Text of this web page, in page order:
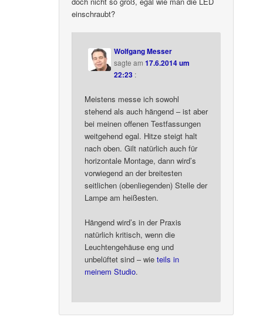
einschraubt?
Wolfgang Messer
sagte am17.6.2014 um
22:23 :
Meistens messe ich sowohl
stehend als auch hängend – ist aber
bei meinen offenen Testfassungen
weitgehend egal. Hitze steigt halt
nach oben. Gilt natürlich auch für
horizontale Montage, dann wird’s
vorwiegend an der breitesten
seitlichen (obenliegenden) Stelle der
Lampe am heißesten.
Hängend wird’s in der Praxis
natürlich kritisch, wenn die
Leuchtengehäuse eng und
unbelüftet sind – wieteils in
meinem Studio.